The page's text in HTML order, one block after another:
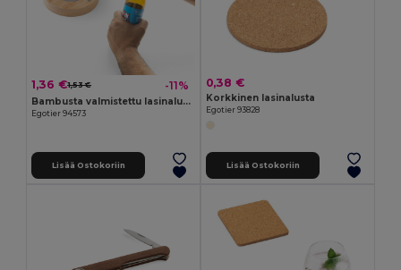
1,36 €1,53 € -11%
Bambusta valmistettu lasinalusta, jossa on dekapsulaattori
Egotier 94573
Lisää Ostokoriin
0,38 €
Korkkinen lasinalusta
Egotier 93828
Lisää Ostokoriin